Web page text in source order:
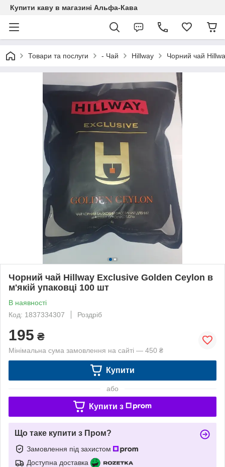
Купити каву в магазині Альфа-Кава
Товари та послуги - Чай Hillway Чорний чай
Чорний чай Hillway Exclusive Golden Ceylon в
м'якій упаковці 100 шт
В наявності
Код: 1837334307
Роздріб
195 ₴
Мінімальна сума замовлення на сайті — 450 ₴
Купити
або
Купити з
Що таке купити з Пром?
Замовлення під захистом
Доступна доставка